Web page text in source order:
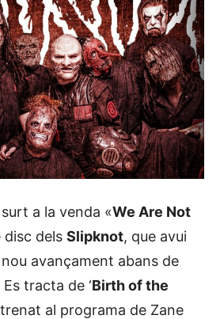
a la venda «We Are Not
disc dels Slipknot, que avui
avançament abans de
tracta de ‘Birth of the
al programa de Zane